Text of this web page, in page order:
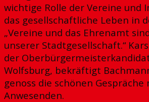
wichtige Rolle der Vereine und
das gesellschaftliche Leben in
„Vereine und das Ehrenamt
unserer Stadtgesellschaft.“
der
Wolfsburg, bekräftigt
genoss die schönen Gespräche
Anwesenden.